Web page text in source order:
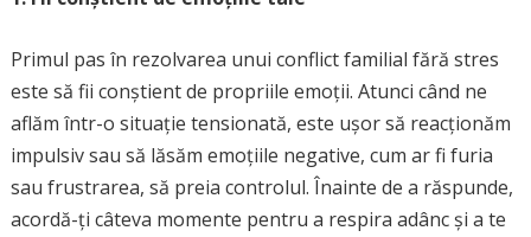
Primul pas în rezolvarea unui conflict familial fără stres
este să fii conștient de propriile emoții. Atunci când ne
aflăm într-o situație tensionată, este ușor să reacționăm
impulsiv sau să lăsăm emoțiile negative, cum ar fi furia
sau frustrarea, să preia controlul. Înainte de a răspunde,
acordă-ți câteva momente pentru a respira adânc și a te